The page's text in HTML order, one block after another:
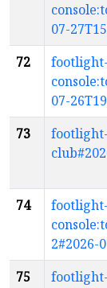
07-
72
footlight-
07-
73
74
footlight-
2#2026-
75
footlight-